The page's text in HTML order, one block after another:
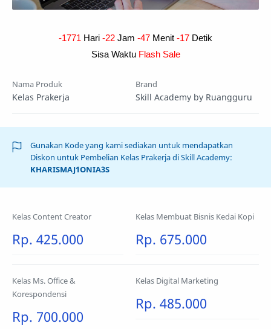
-1771 Hari -22 Jam -47 Menit -18 Detik
Sisa WaktuFlash Sale
Nama Produk
Kelas Prakerja
Brand
Skill Academy by Ruangguru
Gunakan Kode yang kami sediakan untuk mendapatkan
Diskon untuk Pembelian Kelas Prakerja di Skill Academy:
KHARISMAJ1ONIA3S
Kelas Content Creator
Rp. 425.000
Kelas Membuat Bisnis Kedai Kopi
Rp. 675.000
Kelas Ms. Office &
Korespondensi
Rp. 700.000
Kelas Digital Marketing
Rp. 485.000